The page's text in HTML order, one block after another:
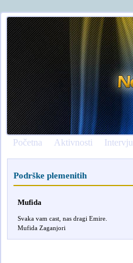
Početna Aktivnosti Intervju
Podrške plemenitih
Mufida
Svaka vam cast, nas dragi Emire.
Mufida Zaganjori